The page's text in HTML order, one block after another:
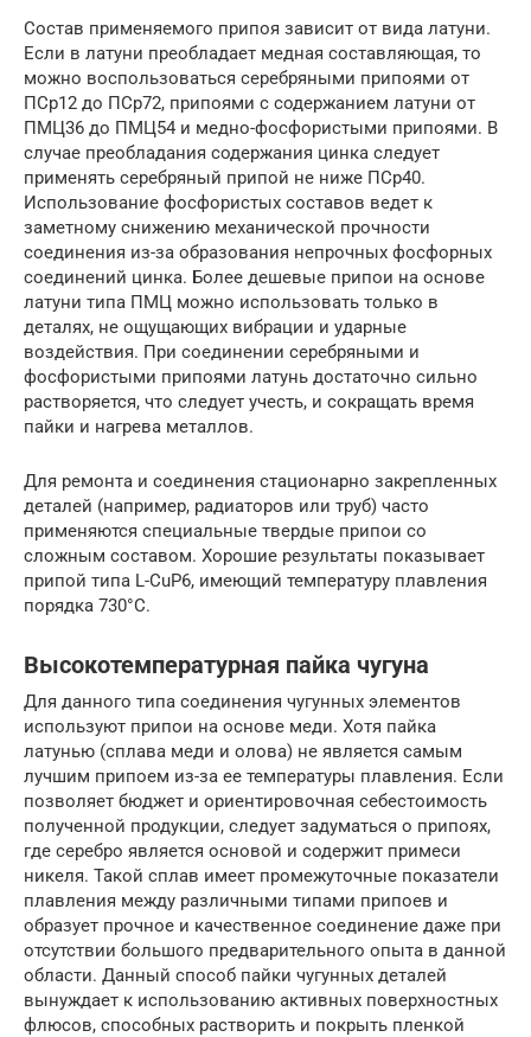
Состав применяемого припоя зависит от вида латуни.
Если в латуни преобладает медная составляющая, то
можно воспользоваться серебряными припоями от
ПСр12 до ПСр72, припоями с содержанием латуни от
ПМЦ36 до ПМЦ54 и медно-фосфористыми припоями. В
случае преобладания содержания цинка следует
применять серебряный припой не ниже ПСр40.
Использование фосфористых составов ведет к
заметному снижению механической прочности
соединения из-за образования непрочных фосфорных
соединений цинка. Более дешевые припои на основе
латуни типа ПМЦ можно использовать только в
деталях, не ощущающих вибрации и ударные
воздействия. При соединении серебряными и
фосфористыми припоями латунь достаточно сильно
растворяется, что следует учесть, и сокращать время
пайки и нагрева металлов.
Для ремонта и соединения стационарно закрепленных
деталей (например, радиаторов или труб) часто
применяются специальные твердые припои со
сложным составом. Хорошие результаты показывает
припой типа L-CuP6, имеющий температуру плавления
порядка 730°C.
Высокотемпературная пайка чугуна
Для данного типа соединения чугунных элементов
используют припои на основе меди. Хотя пайка
латунью (сплава меди и олова) не является самым
лучшим припоем из-за ее температуры плавления. Если
позволяет бюджет и ориентировочная себестоимость
полученной продукции, следует задуматься о припоях,
где серебро является основой и содержит примеси
никеля. Такой сплав имеет промежуточные показатели
плавления между различными типами припоев и
образует прочное и качественное соединение даже при
отсутствии большого предварительного опыта в данной
области. Данный способ пайки чугунных деталей
вынуждает к использованию активных поверхностных
флюсов, способных растворить и покрыть пленкой